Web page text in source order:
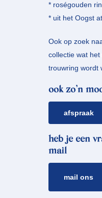
* roségouden
* uit het Oogst
Ook op zoek
collectie wat
trouwring wordt
ook zo’n
afspraak
heb je een
mail
mail ons